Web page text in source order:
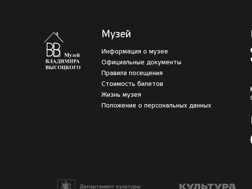
Музей
Информация о музее
Официальные документы
Правила посещения
Стоимость билетов
Жизнь музея
Положение о персональных данных